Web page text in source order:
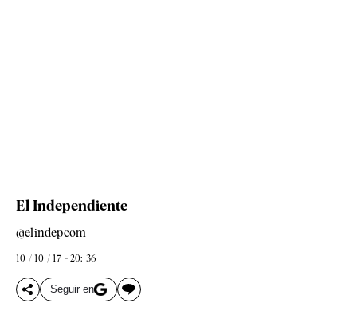
El Independiente
@elindepcom
10 / 10 / 17 - 20: 36
Seguir en